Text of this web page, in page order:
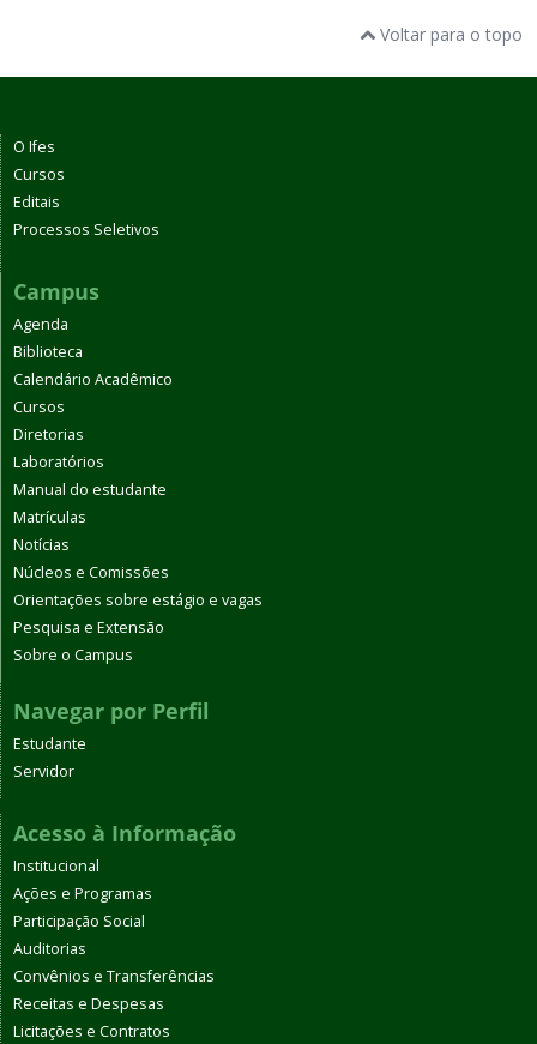
Voltar para o topo
O Ifes
Cursos
Editais
Processos Seletivos
Campus
Agenda
Biblioteca
Calendário Acadêmico
Cursos
Diretorias
Laboratórios
Manual do estudante
Matrículas
Notícias
Núcleos e Comissões
Orientações sobre estágio e vagas
Pesquisa e Extensão
Sobre o Campus
Navegar por Perfil
Estudante
Servidor
Acesso à Informação
Institucional
Ações e Programas
Participação Social
Auditorias
Convênios e Transferências
Receitas e Despesas
Licitações e Contratos